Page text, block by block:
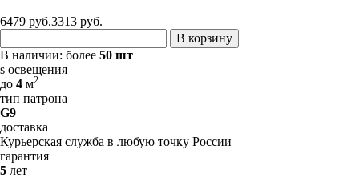
6479 руб.3313 руб.
В корзину
В наличии: более 50 шт
s освещения
до 4 м2
тип патрона
G9
доставка
Курьерская служба в любую точку России
гарантия
5 лет